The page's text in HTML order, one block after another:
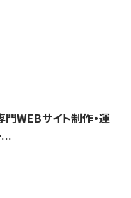
門WEBサイト制作・運